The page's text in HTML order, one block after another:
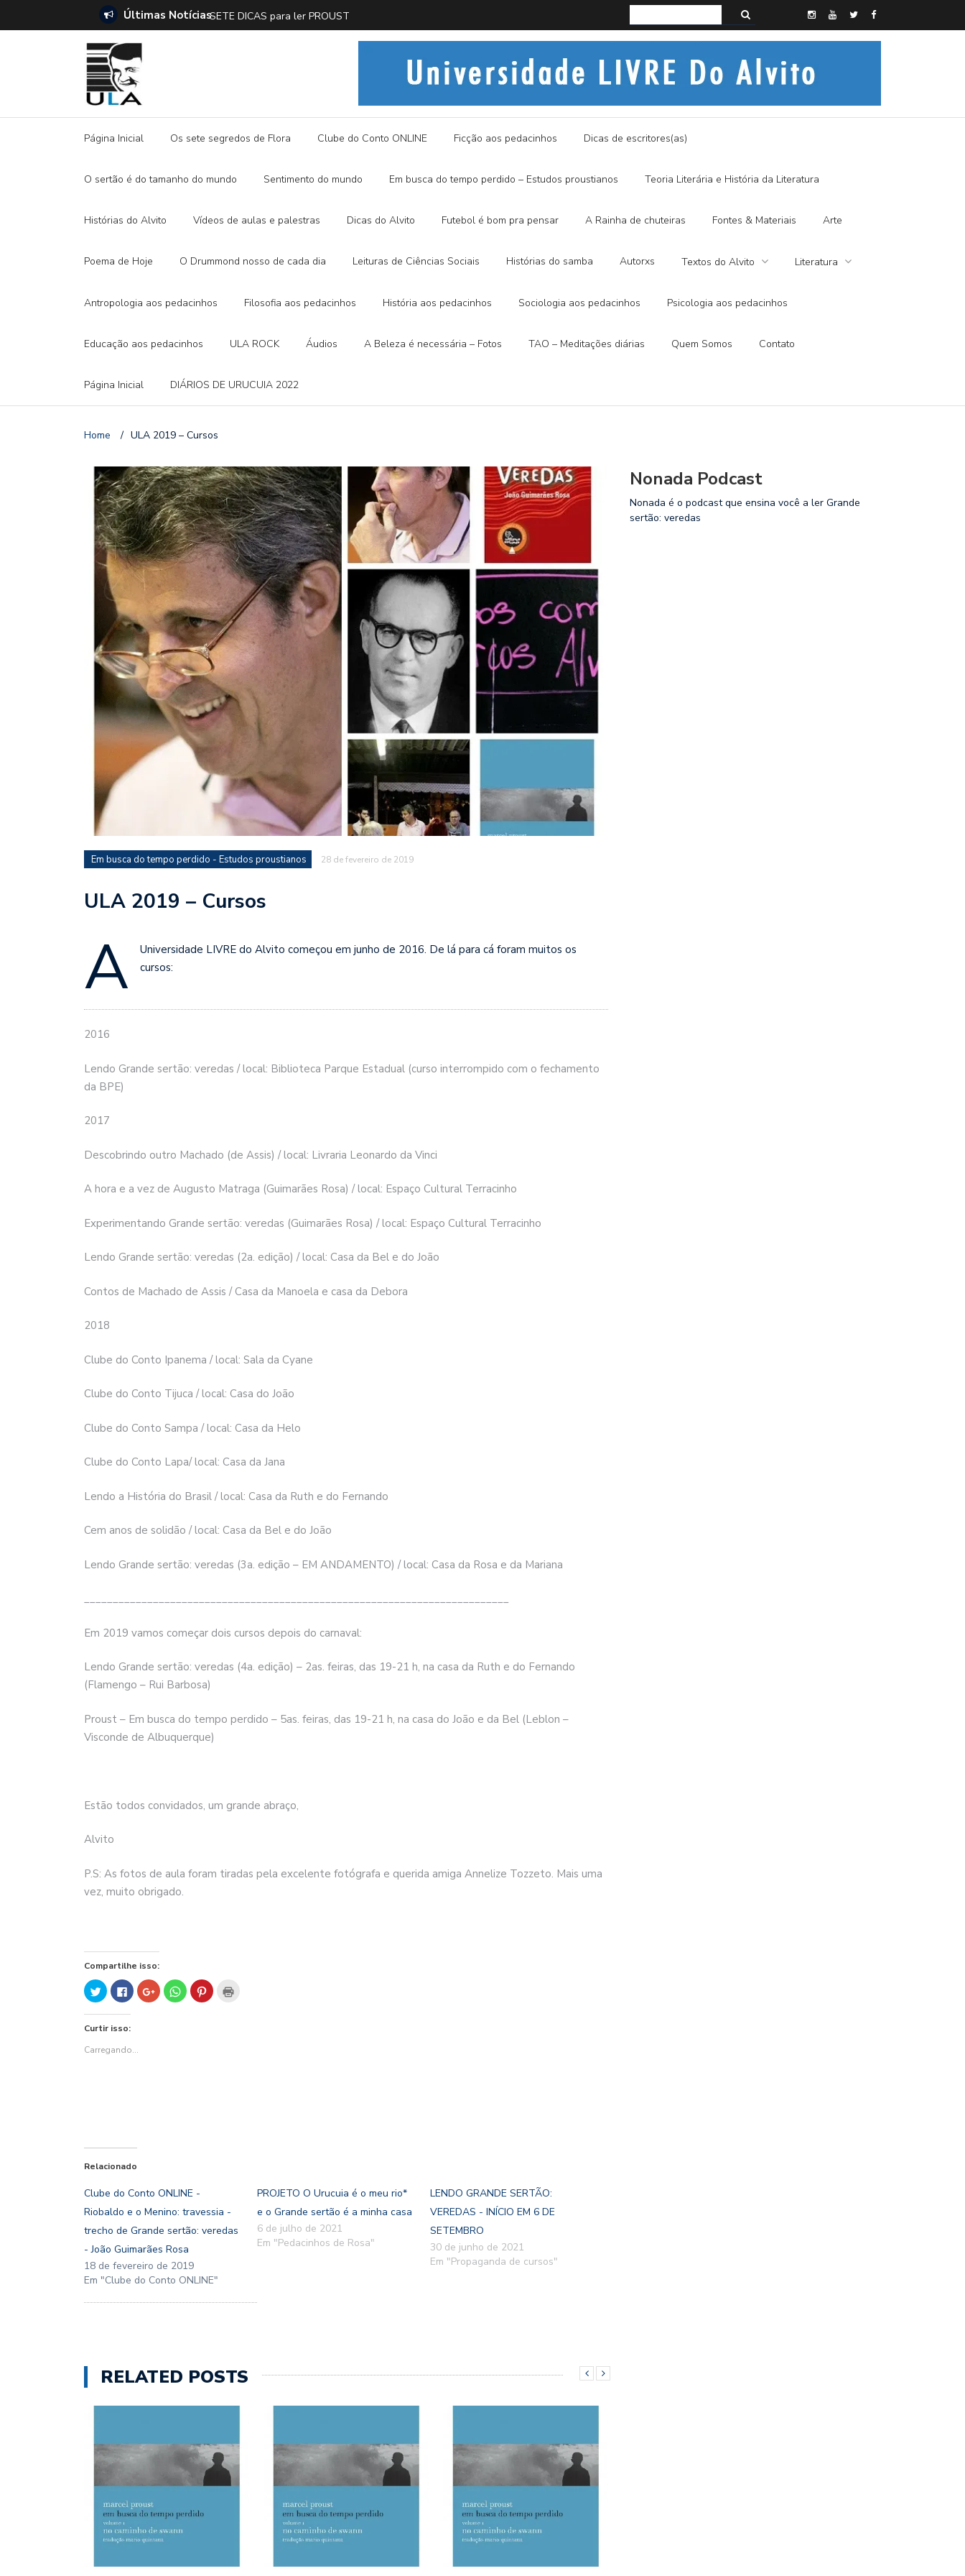
Últimas NotíciasSETE DICAS para ler PROUST Histórias do Alvito – A FRALDA DE PANO E A DITADURA DIGITAL
Página Inicial Os sete segredos de Flora Clube do Conto ONLINE Ficção aos pedacinhos Dicas de escritores(as)
O sertão é do tamanho do mundo Sentimento do mundo Em busca do tempo perdido – Estudos proustianos Teoria Literária e História da Literatura
Histórias do Alvito Vídeos de aulas e palestras Dicas do Alvito Futebol é bom pra pensar A Rainha de chuteiras Fontes & Materiais Arte
Poema de Hoje O Drummond nosso de cada dia Leituras de Ciências Sociais Histórias do samba Autorxs Textos do Alvito Literatura
Antropologia aos pedacinhos Filosofia aos pedacinhos História aos pedacinhos Sociologia aos pedacinhos Psicologia aos pedacinhos
Educação aos pedacinhos ULA ROCK Áudios A Beleza é necessária – Fotos TAO – Meditações diárias Quem Somos Contato
Página Inicial DIÁRIOS DE URUCUIA 2022
Home / ULA 2019 – Cursos
Em busca do tempo perdido - Estudos proustianos 28 de fevereiro de 2019
ULA 2019 – Cursos
A
Universidade LIVRE do Alvito começou em junho de 2016. De lá para cá foram muitos os
cursos:
2016
Lendo Grande sertão: veredas / local: Biblioteca Parque Estadual (curso interrompido com o fechamento
da BPE)
2017
Descobrindo outro Machado (de Assis) / local: Livraria Leonardo da Vinci
A hora e a vez de Augusto Matraga (Guimarães Rosa) / local: Espaço Cultural Terracinho
Experimentando Grande sertão: veredas (Guimarães Rosa) / local: Espaço Cultural Terracinho
Lendo Grande sertão: veredas (2a. edição) / local: Casa da Bel e do João
Contos de Machado de Assis / Casa da Manoela e casa da Debora
2018
Clube do Conto Ipanema / local: Sala da Cyane
Clube do Conto Tijuca / local: Casa do João
Clube do Conto Sampa / local: Casa da Helo
Clube do Conto Lapa/ local: Casa da Jana
Lendo a História do Brasil / local: Casa da Ruth e do Fernando
Cem anos de solidão / local: Casa da Bel e do João
Lendo Grande sertão: veredas (3a. edição – EM ANDAMENTO) / local: Casa da Rosa e da Mariana
__________________________________________________________________________
Em 2019 vamos começar dois cursos depois do carnaval:
Lendo Grande sertão: veredas (4a. edição) – 2as. feiras, das 19-21 h, na casa da Ruth e do Fernando
(Flamengo – Rui Barbosa)
Proust – Em busca do tempo perdido – 5as. feiras, das 19-21 h, na casa do João e da Bel (Leblon –
Visconde de Albuquerque)
Estão todos convidados, um grande abraço,
Alvito
P.S: As fotos de aula foram tiradas pela excelente fotógrafa e querida amiga Annelize Tozzeto. Mais uma
vez, muito obrigado.
Compartilhe isso:
Clique
para
compartilhar
no
Twitter(abre
em
janela)
Clique
para
compartilhar
no
em
janela)
Compartilhe
no
Google+
Clique
para
compartilhar
Clique
para
Curtir isso:
Carregando...
Relacionado
Clube do Conto ONLINE -
Riobaldo e o Menino: travessia -
trecho de Grande sertão: veredas
- João Guimarães Rosa
18 de fevereiro de 2019
Em "Clube do Conto ONLINE"
PROJETO O Urucuia é o meu rio*
e o Grande sertão é a minha casa
6 de julho de 2021
Em "Pedacinhos de Rosa"
LENDO GRANDE SERTÃO:
VEREDAS - INÍCIO EM 6 DE
SETEMBRO
30 de junho de 2021
Em "Propaganda de cursos"
RELATED POSTS
Nonada Podcast
Nonada é o podcast que ensina você a ler Grande
sertão: veredas